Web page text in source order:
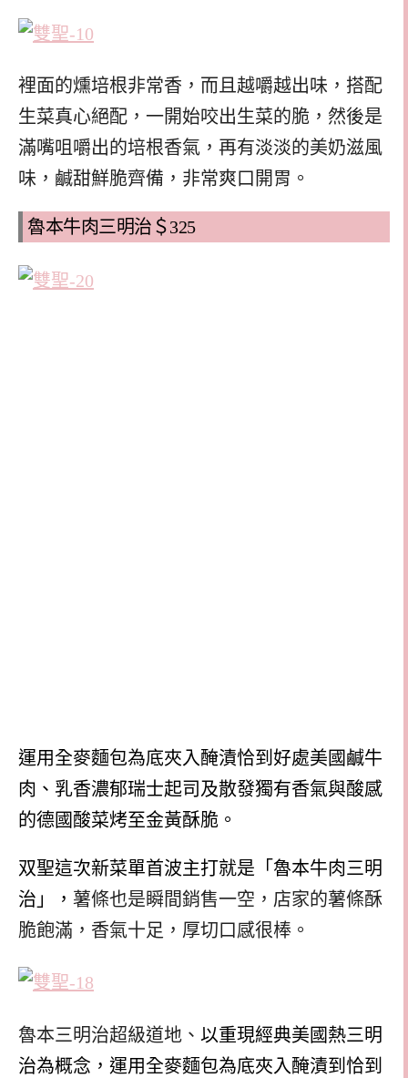
裡面的燻培根非常香，而且越嚼越出味，搭配
生菜真心絕配，一開始咬出生菜的脆，然後是
滿嘴咀嚼出的培根香氣，再有淡淡的美奶滋風
味，鹹甜鮮脆齊備，非常爽口開胃。
魯本牛肉三明治＄325
運用全麥麵包為底夾入醃漬恰到好處美國鹹牛
肉、乳香濃郁瑞士起司及散發獨有香氣與酸感
的德國酸菜烤至金黃酥脆。
双聖這次新菜單首波主打就是「魯本牛肉三明
治」， 薯條也是瞬間銷售一空，店家的薯條酥
脆飽滿，香氣十足，厚切口感很棒。
魯本三明治超級道地、 以重現經典美國熱三明
治為概念，運用全麥麵包為底夾入醃漬到恰到